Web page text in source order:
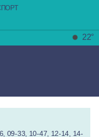
22°
09-33, 10-47, 12-14, 14-